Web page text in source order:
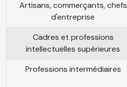
Artisans, commerçants, chefs
d'entreprise
Cadres et professions
intellectuelles supérieures
Professions intermédiaires